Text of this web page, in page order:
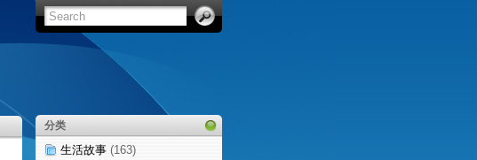
分类
生活故事 (163)